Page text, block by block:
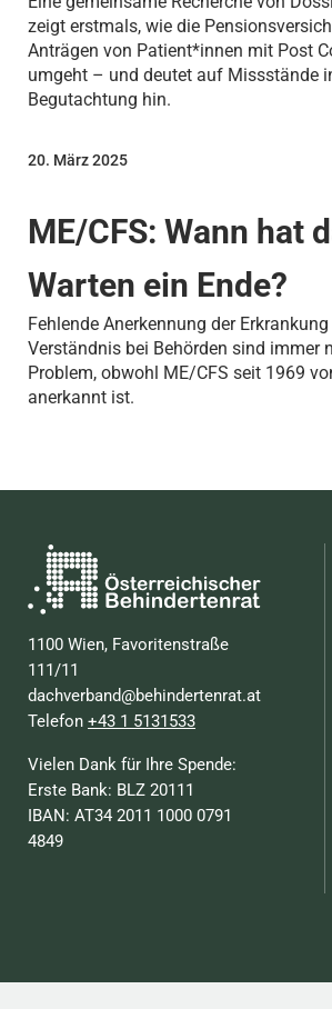
zeigt erstmals, wie die
Anträgen von Patient*innen mit Post
umgeht – und deutet auf Missstände
Begutachtung hin.
ME/CFS: Wann hat
Warten ein Ende?
20. März 2025
Fehlende Anerkennung der
Verständnis bei Behörden sind immer
Problem, obwohl ME/CFS seit 1969
anerkannt ist.
1100 Wien, Favoritenstraße
111/11
dachverband@behindertenrat.at
Telefon+43 1 5131533
Vielen Dank für Ihre Spende:
Erste Bank: BLZ 20111
IBAN: AT34 2011 1000 0791
4849